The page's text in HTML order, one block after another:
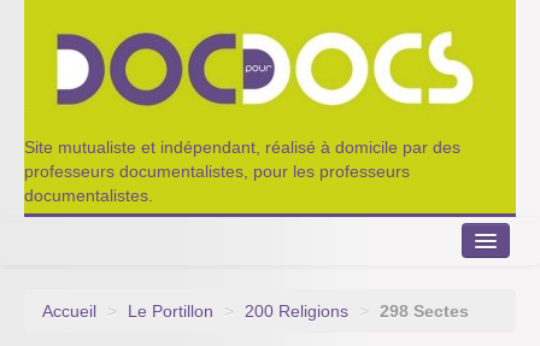
Site mutualiste et indépendant, réalisé à domicile par des
professeurs documentalistes, pour les professeurs
documentalistes.
Accueil > Le Portillon > 200 Religions > 298 Sectes